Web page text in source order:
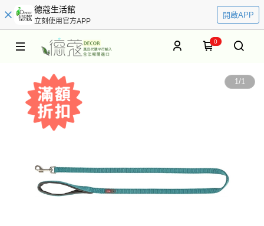
德蔻生活館
立刻使用官方APP
開啟APP
0
1/1